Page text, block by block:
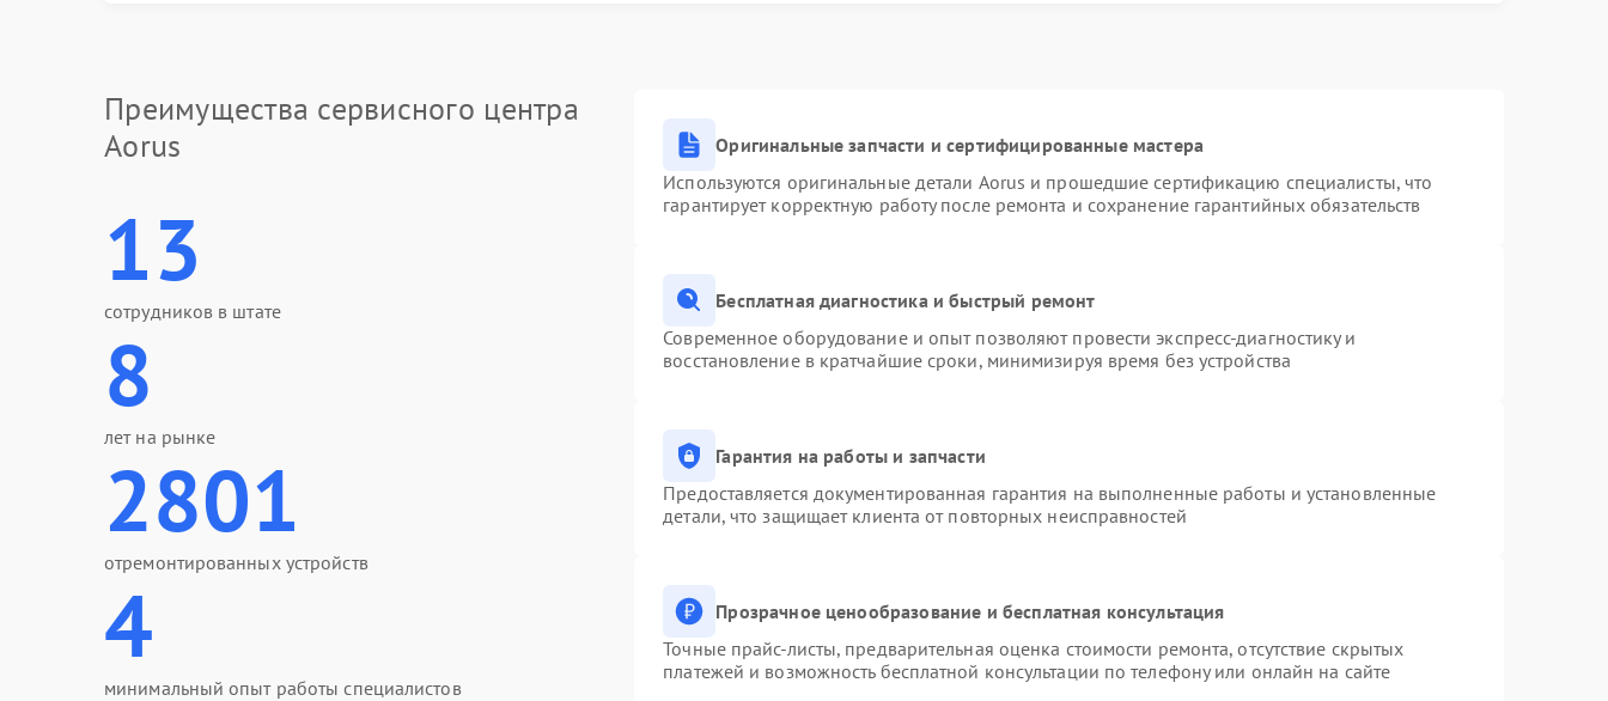
Преимущества сервисного центра
Aorus
13
сотрудников в штате
8
лет на рынке
2801
отремонтированных устройств
4
минимальный опыт работы специалистов
Оригинальные запчасти и сертифицированные мастера
Используются оригинальные детали Aorus и прошедшие сертификацию специалисты, что
гарантирует корректную работу после ремонта и сохранение гарантийных обязательств
Бесплатная диагностика и быстрый ремонт
Современное оборудование и опыт позволяют провести экспресс-диагностику и
восстановление в кратчайшие сроки, минимизируя время без устройства
Гарантия на работы и запчасти
Предоставляется документированная гарантия на выполненные работы и установленные
детали, что защищает клиента от повторных неисправностей
Прозрачное ценообразование и бесплатная консультация
Точные прайс-листы, предварительная оценка стоимости ремонта, отсутствие скрытых
платежей и возможность бесплатной консультации по телефону или онлайн на сайте